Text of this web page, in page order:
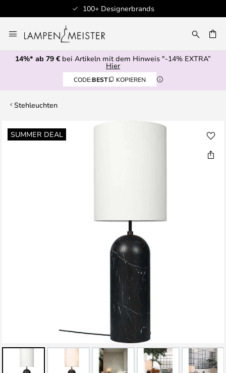
100+ Designerbrands
Inhalt
springen
14%* ab 79 € bei Artikeln mit dem Hinweis "-14% EXTRA”
Hier
CODE:BEST KOPIEREN
Stehleuchten
SUMMER DEAL
Zum
Ende